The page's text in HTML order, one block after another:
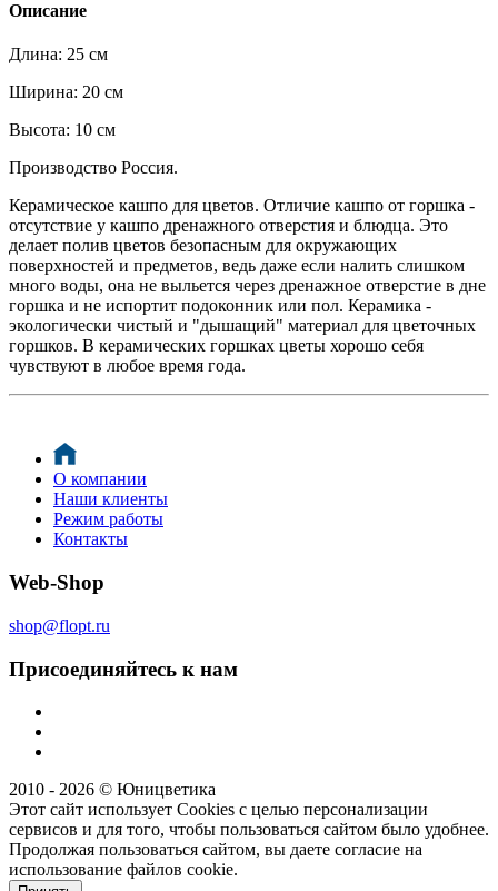
Описание
Длина: 25 см
Ширина: 20 см
Высота: 10 см
Производство Россия.
Керамическое кашпо для цветов. Отличие кашпо от горшка -
отсутствие у кашпо дренажного отверстия и блюдца. Это
делает полив цветов безопасным для окружающих
поверхностей и предметов, ведь даже если налить слишком
много воды, она не выльется через дренажное отверстие в дне
горшка и не испортит подоконник или пол. Керамика -
экологически чистый и "дышащий" материал для цветочных
горшков. В керамических горшках цветы хорошо себя
чувствуют в любое время года.
О компании
Наши клиенты
Режим работы
Контакты
Web-Shop
shop@flopt.ru
Присоединяйтесь к нам
2010 - 2026 © Юницветика
Этот сайт использует Cookies с целью персонализации
сервисов и для того, чтобы пользоваться сайтом было удобнее.
Продолжая пользоваться сайтом, вы даете согласие на
использование файлов cookie.